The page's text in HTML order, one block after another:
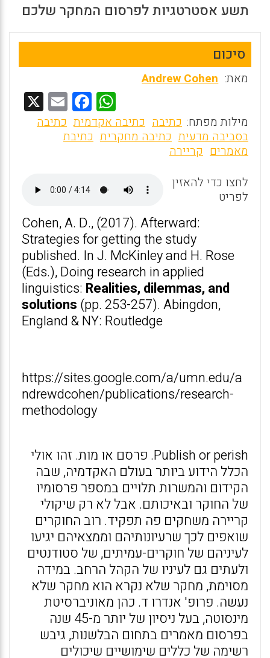
תשע אסטרטגיות לפרסום המחקר שלכם
סיכום
מאת: Andrew Cohen
W
h
at
A
p
p
F
a
ce
o
o
k
E
m מילות מפתח: כתיבה כתיבה אקדמית כתיבה
בסביבה מדעית כתיבה מחקרית כתיבת
מאמרים קריירה
לחצו כדי להאזין
לפריט
Cohen, A. D., (2017). Afterward:
Strategies for getting the study
published. In J. McKinley and H. Rose
(Eds.), Doing research in applied
linguistics: Realities, dilemmas, and
solutions (pp. 253-257). Abingdon,
England & NY: Routledge
https://sites.google.com/a/umn.edu/a
ndrewdcohen/publications/research-
methodology
Publish or perish. פרסם או מות. זהו אולי
הכלל הידוע ביותר בעולם האקדמיה, שבה
הקידום והמשרות תלויים במספר פרסומיו
של החוקר ובאיכותם. אבל לא רק שיקולי
קריירה משחקים פה תפקיד. רוב החוקרים
שואפים לכך שרעיונותיהם וממצאיהם יגיעו
לעיניהם של חוקרים-עמיתים, של סטודנטים
ולעתים גם לעיניו של הקהל הרחב. במידה
מסוימת, מחקר שלא נקרא הוא מחקר שלא
נעשה. פרופ' אנדרו ד. כהן מאוניברסיטת
מינסוטה, בעל ניסיון של יותר מ-45 שנה
בפרסום מאמרים בתחום הבלשנות, גיבש
רשימה של כללים שימושיים שיכולים